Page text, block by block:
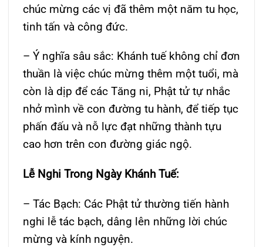
chúc mừng các vị đã thêm một năm tu học,
tinh tấn và công đức.
– Ý nghĩa sâu sắc: Khánh tuế không chỉ đơn
thuần là việc chúc mừng thêm một tuổi, mà
còn là dịp để các Tăng ni, Phật tử tự nhắc
nhở mình về con đường tu hành, để tiếp tục
phấn đấu và nỗ lực đạt những thành tựu
cao hơn trên con đường giác ngộ.
Lễ Nghi Trong Ngày Khánh Tuế:
– Tác Bạch: Các Phật tử thường tiến hành
nghi lễ tác bạch, dâng lên những lời chúc
mừng và kính nguyện.